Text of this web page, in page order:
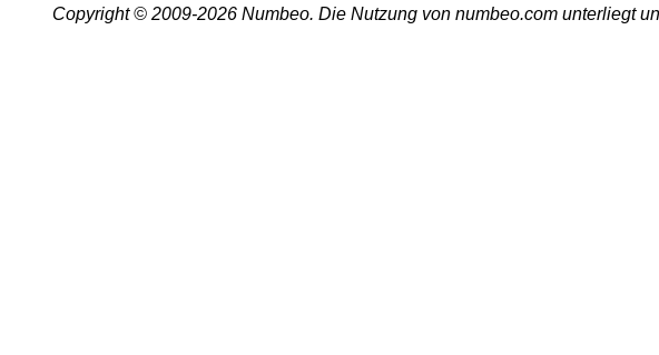
Copyright © 2009-2026 Numbeo. Die Nutzung von numbeo.com unterliegt